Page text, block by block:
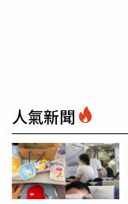
人氣新聞